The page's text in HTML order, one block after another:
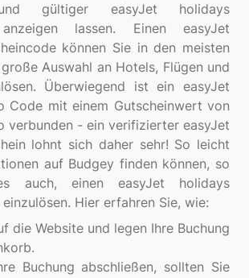
gültiger easyJet holidays
lassen. Einen easyJet
können Sie in den meisten
Auswahl an Hotels, Flügen und
Überwiegend ist ein easyJet
Code mit einem Gutscheinwert von
verbunden - ein verifizierter easyJet
lohnt sich daher sehr! So leicht
auf Budgey finden können, so
auch, einen easyJet holidays
die Website und legen Ihre Buchung
Buchung abschließen, sollten Sie